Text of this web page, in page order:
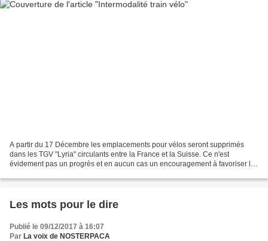
A partir du 17 Décembre les emplacements pour vélos seront supprimés
dans les TGV "Lyria" circulants entre la France et la Suisse. Ce n'est
évidement pas un progrès et en aucun cas un encouragement à favoriser les
Les mots pour le dire
Publié le 09/12/2017 à 16:07
Par La voix de NOSTERPACA